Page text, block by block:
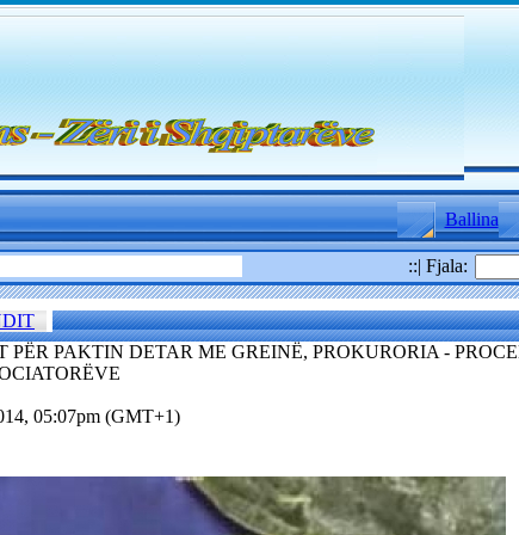
Ballina
::| Fjala:
PËR PAKTIN DETAR ME GREINË, PROKURORIA -
05:07pm (GMT+1)